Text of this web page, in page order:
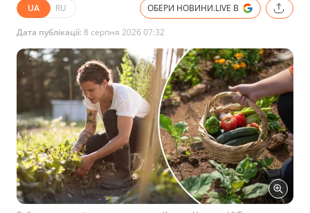
UA RU ОБЕРИ НОВИНИ.LIVE В
Дата публікації:8 серпня 2026 07:32